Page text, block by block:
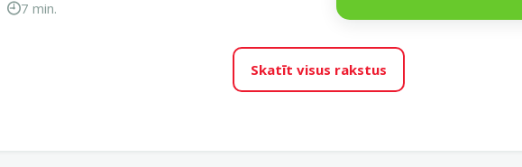
7 min.
Skatīt visus rakstus